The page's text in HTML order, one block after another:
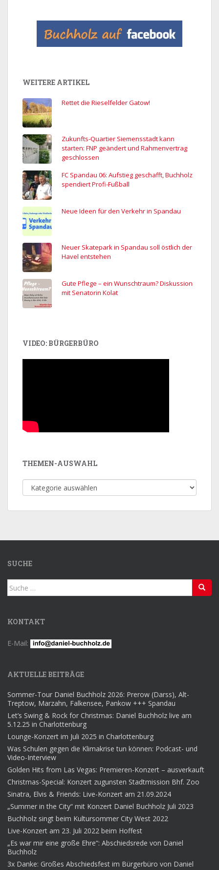
WEITERE ARTIKEL
Rettet die Rieselfelder Gatow!
Zukunfts-Quartier Siemensstadt kann
starten: FNP geändert und Rahmenvertrag
geschlossen
FC Spandau 06: Aufstieg geschafft, Buchholz
spendiert Profi-Fußball
Neue Ideen für den Verkehr in Spandau
Neuer Skatepark in Spandau soll östlich der
Havel entstehen
Gute Pflege – ein Wunschtraum? Diskussion
mit Senatorin Kolat
VIDEO: BÜRGERBÜRO
THEMEN-AUSWAHL
Themen-
Auswahl
SUCHE
Suche
nach:
KONTAKT
E-Mail:
AKTUELLE BEITRÄGE
Sommer-Tour Daniel Buchholz 2026: Prerow (Darss), Alt-
Treptow, Marzahn, Falkensee, Pankow +++ Spandau
Let’s Swing & Rock for Christmas: Daniel Buchholz live am
5.12.25 in Charlottenburg
Lounge-Konzert im Juli 2025 in Charlottenburg
Was Schulen gegen die Klimakrise tun können: Podcast- und
Video-Interview
Golden Hits from Las Vegas: Premieren-Konzert – ausverkauft
Christmas-Special: Konzert zugunsten Stadtmission Bhf. Zoo
Sinatra, Elvis & Friends: Live-Konzert am 21.09.2024
„Summer in the City“ mit Konzert Daniel Buchholz Juli 2023
Buchholz singt beim Kultursommer City West 2022
Live-Konzert am 23. Juli 2022 beim Hoffest
„Es war mir eine große Ehre“: Abschiedsrede von Daniel
Buchholz
3x Danke: Großes Abschiedsfest im Bürgerbüro von Daniel